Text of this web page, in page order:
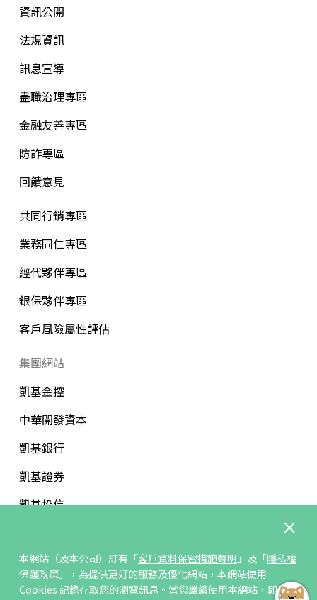
本網站（及本公司）訂有「客戶資料保密措施聲明 」及「隱私權
保護政策」，為提供更好的服務及優化網站，本網站使用
Cookies 記錄存取您的瀏覽訊息。當您繼續使用本網站，即表示
資訊公開
法規資訊
訊息宣導
盡職治理專區
金融友善專區
防詐專區
回饋意見
共同行銷專區
業務同仁專區
經代夥伴專區
銀保夥伴專區
客戶風險屬性評估
集團網站
凱基金控
中華開發資本
凱基銀行
凱基證券
凱基投信